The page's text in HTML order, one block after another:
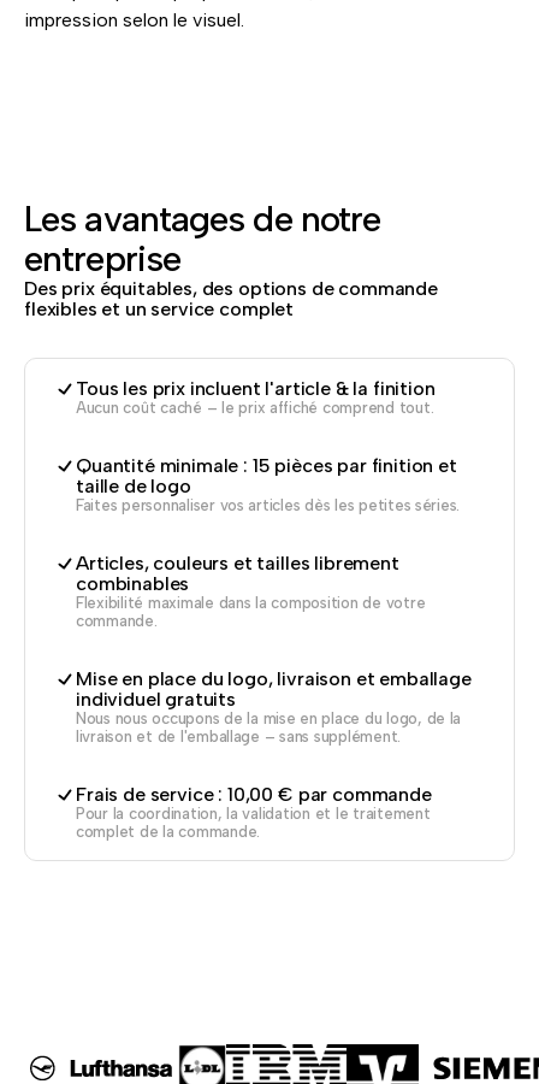
impression selon le visuel.
Les avantages de notre
entreprise
Des prix équitables, des options de commande
flexibles et un service complet
Tous les prix incluent l'article & la finition
Aucun coût caché – le prix affiché comprend tout.
Quantité minimale : 15 pièces par finition et
taille de logo
Faites personnaliser vos articles dès les petites séries.
Articles, couleurs et tailles librement
combinables
Flexibilité maximale dans la composition de votre
commande.
Mise en place du logo, livraison et emballage
individuel gratuits
Nous nous occupons de la mise en place du logo, de la
livraison et de l'emballage – sans supplément.
Frais de service : 10,00 € par commande
Pour la coordination, la validation et le traitement
complet de la commande.